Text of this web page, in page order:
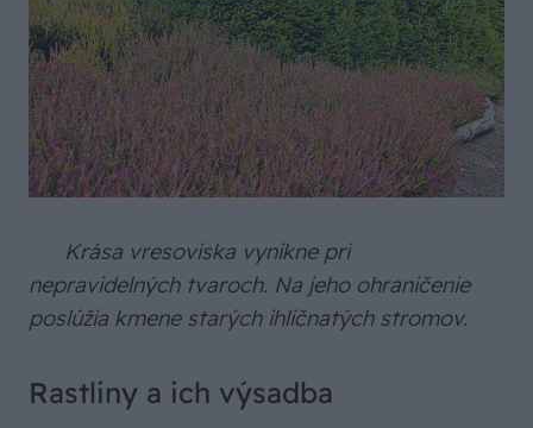
Krása vresoviska vynikne pri
nepravidelných tvaroch. Na jeho ohraničenie
poslúžia kmene starých ihličnatých stromov.
Rastliny a ich výsadba